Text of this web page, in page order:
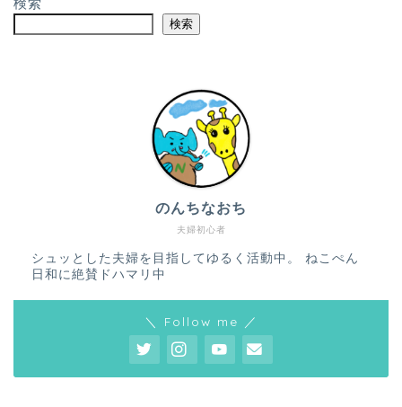
検索
夫婦初心者
のんちなおち
シュッとした夫婦を目指してゆるく活動中。 ねこぺん
日和に絶賛ドハマリ中
＼ Follow me ／